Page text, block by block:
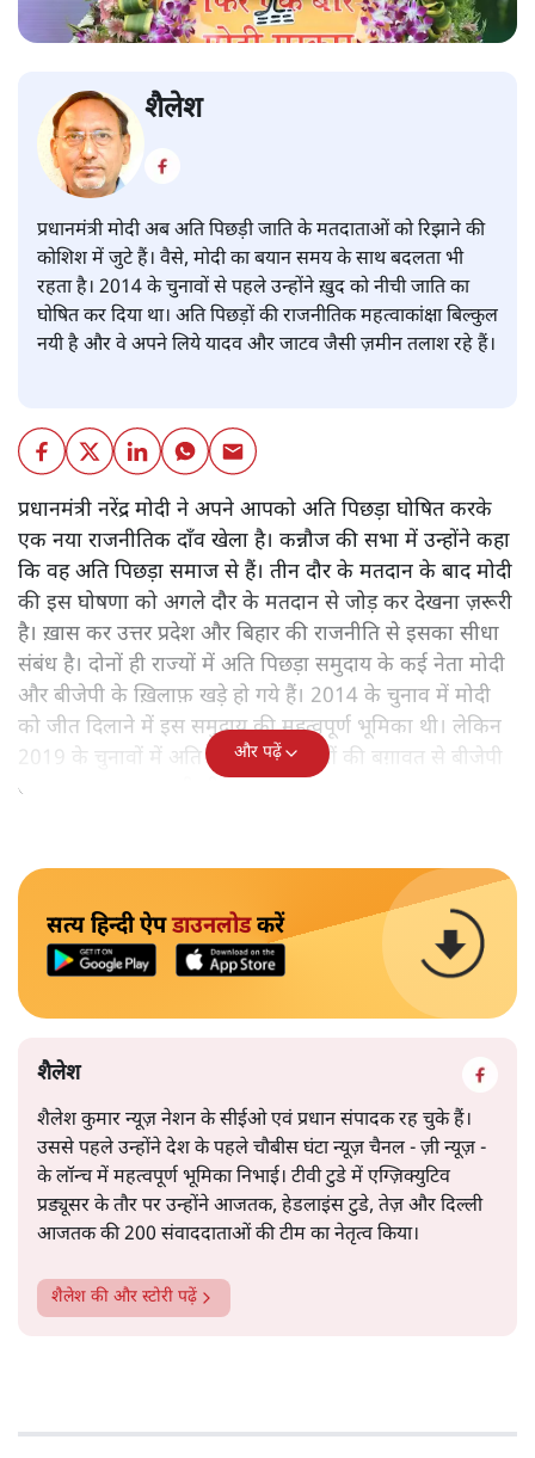
शैलेश
प्रधानमंत्री मोदी अब अति पिछड़ी जाति के मतदाताओं को रिझाने की
कोशिश में जुटे हैं। वैसे, मोदी का बयान समय के साथ बदलता भी
रहता है। 2014 के चुनावों से पहले उन्होंने ख़ुद को नीची जाति का
घोषित कर दिया था। अति पिछड़ों की राजनीतिक महत्वाकांक्षा बिल्कुल
नयी है और वे अपने लिये यादव और जाटव जैसी ज़मीन तलाश रहे हैं।
प्रधानमंत्री नरेंद्र मोदी ने अपने आपको अति पिछड़ा घोषित करके
एक नया राजनीतिक दाँव खेला है। कन्नौज की सभा में उन्होंने कहा
कि वह अति पिछड़ा समाज से हैं। तीन दौर के मतदान के बाद मोदी
की इस घोषणा को अगले दौर के मतदान से जोड़ कर देखना ज़रूरी
है। ख़ास कर उत्तर प्रदेश और बिहार की राजनीति से इसका सीधा
संबंध है। दोनों ही राज्यों में अति पिछड़ा समुदाय के कई नेता मोदी
और बीजेपी के ख़िलाफ़ खड़े हो गये हैं। 2014 के चुनाव में मोदी
को जीत दिलाने में इस समुदाय की महत्वपूर्ण भूमिका थी। लेकिन
2019 के चुनावों में अति पिछड़ों के नेताओं की बग़ावत से बीजेपी
असहज महसूस कर रही थी।
और पढ़ें
सत्य हिन्दी ऐपडाउनलोडकरें
शैलेश
शैलेश कुमार न्यूज़ नेशन के सीईओ एवं प्रधान संपादक रह चुके हैं।
उससे पहले उन्होंने देश के पहले चौबीस घंटा न्यूज़ चैनल - ज़ी न्यूज़ -
के लॉन्च में महत्वपूर्ण भूमिका निभाई। टीवी टुडे में एग्ज़िक्युटिव
प्रड्यूसर के तौर पर उन्होंने आजतक, हेडलाइंस टुडे, तेज़ और दिल्ली
आजतक की 200 संवाददाताओं की टीम का नेतृत्व किया।
शैलेश की और स्टोरी पढ़ें